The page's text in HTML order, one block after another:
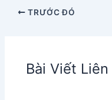
TRƯỚC ĐÓ
Bài Viết Liên